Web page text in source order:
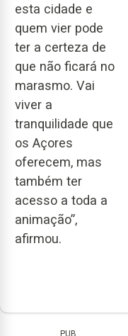
esta cidade e
quem vier pode
ter a certeza de
que não ficará no
marasmo. Vai
viver a
tranquilidade que
os Açores
oferecem, mas
também ter
acesso a toda a
animação”,
afirmou.
PUB